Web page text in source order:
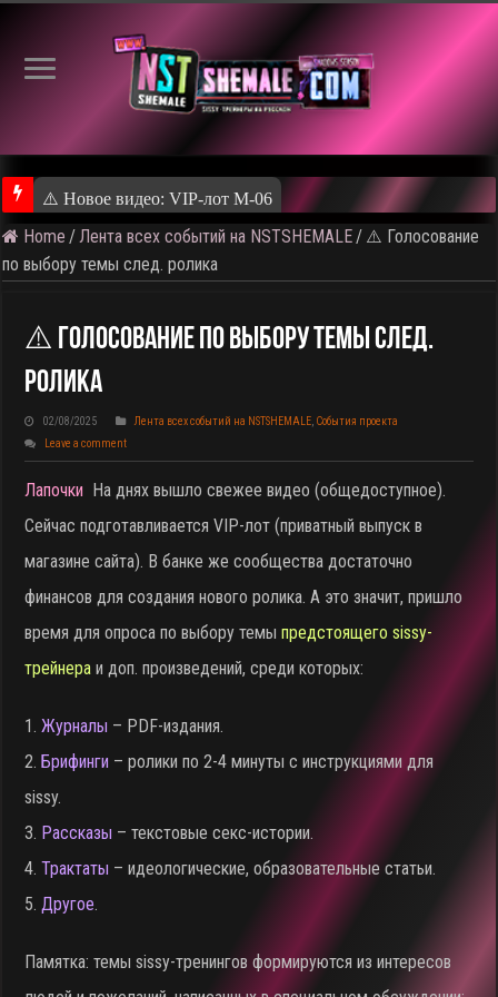
⚠️ Резу
Home / Лента всех событий на NSTSHEMALE / ⚠️ Голосование
по выбору темы след. ролика
⚠️ Голосование По Выбору Темы След.
Ролика
02/08/2025 Лента всех событий на NSTSHEMALE События проекта
Leave a comment
Лапочки На днях вышло свежее видео (общедоступное).
Сейчас подготавливается VIP-лот (приватный выпуск в
магазине сайта). В банке же сообщества достаточно
финансов для создания нового ролика. А это значит, пришло
время для опроса по выбору темыпредстоящего sissy-
трейнера и доп. произведений, среди которых:
1.Журналы – PDF-издания.
2.Брифинги – ролики по 2-4 минуты с инструкциями для
sissy.
3. Рассказы – текстовые секс-истории.
4.Трактаты – идеологические, образовательные статьи.
5. Другое
Памятка: темы sissy-тренингов формируются из интересов